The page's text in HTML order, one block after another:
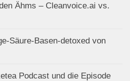
Ähms – Cleanvoice.ai vs.
Säure-Basen-detoxed von
Podcast und die Episode